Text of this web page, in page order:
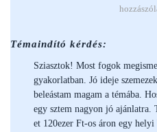
Témaindító kérdés:
Sziasztok! Most fogok
gyakorlatban. Jó ideje
beleástam magam a témába.
egy sztem nagyon jó ajánlatra.
et 120ezer Ft-os áron egy